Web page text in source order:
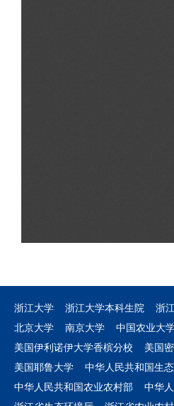
浙江大学 浙江大学本科生院 浙
北京大学
南京大学 中国农业大
美国伊利诺伊大学香槟分校
美国
美国耶鲁大学
中华人民共和国生
中华人民共和国农业农村部
中华